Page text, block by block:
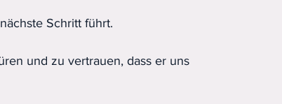
Schritt führt.
und zu vertrauen, dass er uns